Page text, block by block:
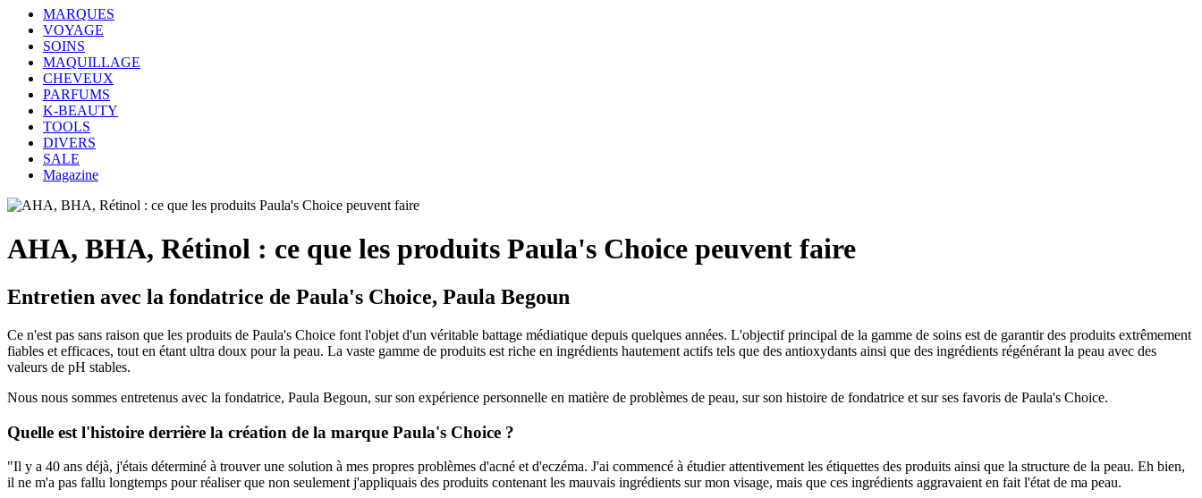
MARQUES
VOYAGE
SOINS
MAQUILLAGE
CHEVEUX
PARFUMS
K-BEAUTY
TOOLS
DIVERS
SALE
Magazine
AHA, BHA, Rétinol : ce que les produits Paula's Choice peuvent faire
Entretien avec la fondatrice de Paula's Choice, Paula Begoun
Ce n'est pas sans raison que les produits de Paula's Choice font l'objet d'un véritable battage médiatique depuis quelques années. L'objectif principal de la gamme de soins est de garantir des produits extrêmement
fiables et efficaces, tout en étant ultra doux pour la peau. La vaste gamme de produits est riche en ingrédients hautement actifs tels que des antioxydants ainsi que des ingrédients régénérant la peau avec des
valeurs de pH stables.
Nous nous sommes entretenus avec la fondatrice, Paula Begoun, sur son expérience personnelle en matière de problèmes de peau, sur son histoire de fondatrice et sur ses favoris de Paula's Choice.
Quelle est l'histoire derrière la création de la marque Paula's Choice ?
"Il y a 40 ans déjà, j'étais déterminé à trouver une solution à mes propres problèmes d'acné et d'eczéma. J'ai commencé à étudier attentivement les étiquettes des produits ainsi que la structure de la peau. Eh bien,
il ne m'a pas fallu longtemps pour réaliser que non seulement j'appliquais des produits contenant les mauvais ingrédients sur mon visage, mais que ces ingrédients aggravaient en fait l'état de ma peau.